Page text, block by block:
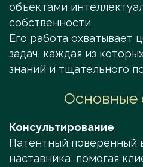
объектами
собственности.
Его работа охватывает
задач, каждая из
знаний и тщательного
Основные
Консультирование
Патентный поверенный
наставника, помогая